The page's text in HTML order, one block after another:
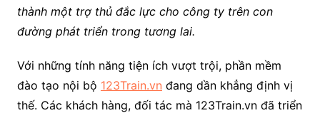
thành một trợ thủ đắc lực cho công ty trên con
đường phát triển trong tương lai.
Với những tính năng tiện ích vượt trội, phần mềm
đào tạo nội bộ 123Train.vn đang dần khẳng định vị
thế. Các khách hàng, đối tác mà 123Train.vn đã triển